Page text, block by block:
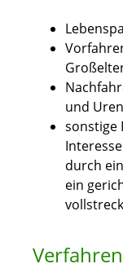
und
sonstige
durch
ein